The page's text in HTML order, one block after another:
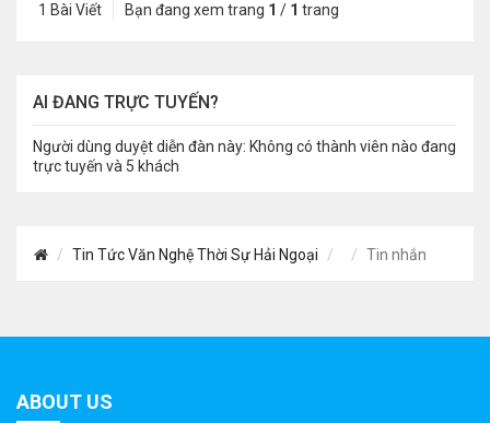
1 Bài Viết Bạn đang xem trang 1 / 1 trang
AI ĐANG TRỰC TUYẾN?
Người dùng duyệt diễn đàn này: Không có thành viên nào đang
trực tuyến và 5 khách
Tin Tức Văn Nghệ Thời Sự Hải Ngoại Tin nhắn
ABOUT US